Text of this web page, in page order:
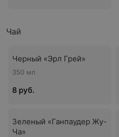
Чай
Черный «Эрл Грей»
350 мл
8 руб.
Зеленый «Ганпаудер Жу-
Ча»